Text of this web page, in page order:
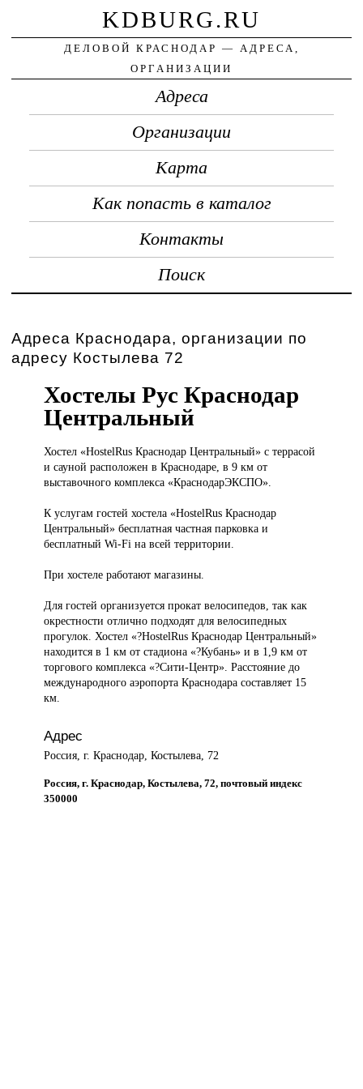
KDBURG.RU
ДЕЛОВОЙ КРАСНОДАР — АДРЕСА,
ОРГАНИЗАЦИИ
Адреса
Организации
Карта
Как попасть в каталог
Контакты
Поиск
Адреса Краснодара, организации по
адресу Костылева 72
Хостелы Рус Краснодар
Центральный
Хостел «HostelRusКраснодар Центральный» с террасой
и сауной расположен в Краснодаре, в 9 км от
выставочного комплекса «КраснодарЭКСПО».
К услугам гостей хостела «HostelRus Краснодар
Центральный» бесплатная частная парковка и
бесплатный Wi-Fi на всей территории.
При хостеле работают магазины.
Для гостей организуется прокат велосипедов, так как
окрестности отлично подходят для велосипедных
прогулок. Хостел «?HostelRus Краснодар Центральный»
находится в 1 км от стадиона «?Кубань» и в 1,9 км от
торгового комплекса «?Сити-Центр». Расстояние до
международного аэропорта Краснодара составляет 15
км.
Адрес
Россия, г. Краснодар, Костылева, 72
Россия, г. Краснодар, Костылева, 72, почтовый индекс
350000